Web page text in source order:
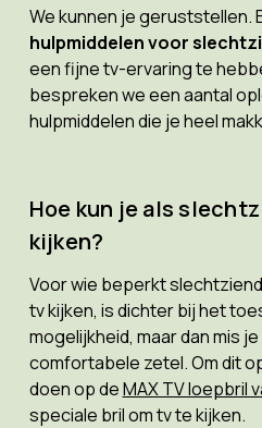
We kunnen je geruststellen.
hulpmiddelen voor
een fijne tv-ervaring te
bespreken we een aantal
hulpmiddelen die je heel
Hoe kun je als
kijken?
Voor wie beperkt
tv kijken, is dichter bij het
mogelijkheid, maar dan mis
comfortabele zetel. Om dit
doen op deMAX TV loepbril
speciale bril om tv te kijken.